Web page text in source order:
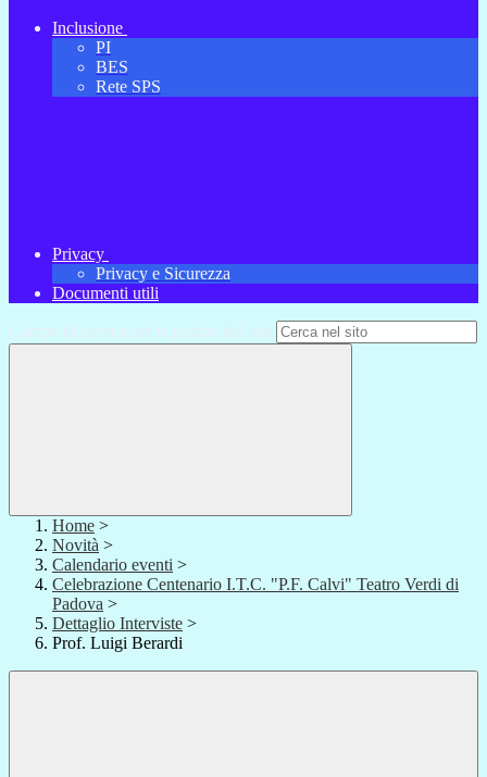
Inclusione
PI
BES
Rete SPS
Privacy
Privacy e Sicurezza
Documenti utili
Campo di ricerca per le pagine del sito
Home >
Novità >
Calendario eventi >
Celebrazione Centenario I.T.C. "P.F. Calvi" Teatro Verdi di
Padova >
Dettaglio Interviste >
Prof. Luigi Berardi